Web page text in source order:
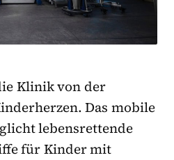
Klinik von der
Das mobile
lebensrettende
für Kinder mit